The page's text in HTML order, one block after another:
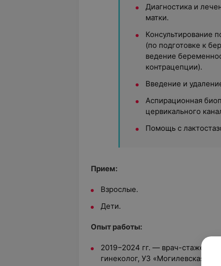
Диагностика и
матки.
Консультирование
(по подготовке к
ведение
контрацепции).
Введение и
Аспирационная
цервикального
Помощь с
Прием:
Взрослые.
Дети.
Опыт работы:
2019−2024 гг. — врач-стажер
гинеколог, УЗ «Могилевская